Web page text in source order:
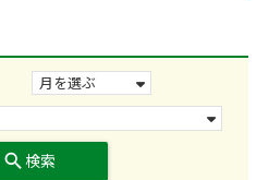
search 検索